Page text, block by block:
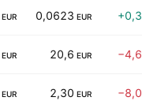
EUR 0,0623 EUR
EUR 20,6 EUR
EUR 2,30 EUR